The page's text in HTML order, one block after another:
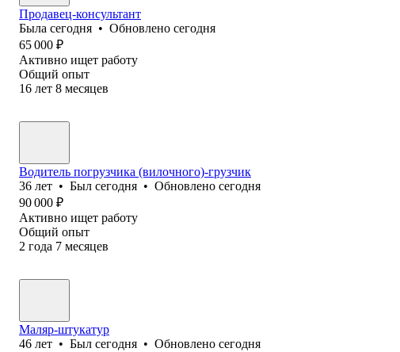
Продавец-консультант
Была сегодня • Обновлено сегодня
65 000 ₽
Активно ищет работу
Общий опыт
16 лет 8 месяцев
Водитель погрузчика (вилочного)-грузчик
36 лет • Был сегодня • Обновлено сегодня
90 000 ₽
Активно ищет работу
Общий опыт
2 года 7 месяцев
Маляр-штукатур
46 лет • Был сегодня • Обновлено сегодня